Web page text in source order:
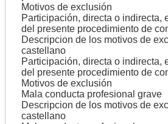
Motivos de exclusión
Participación, directa o indirecta,
del presente procedimiento de
Descripcion de los motivos de
castellano
Participación, directa o indirecta,
del presente procedimiento de
Motivos de exclusión
Mala conducta profesional grave
Descripcion de los motivos de
castellano